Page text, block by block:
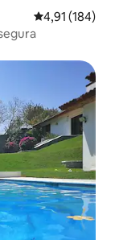
4,91 de uma
4,91 (184)